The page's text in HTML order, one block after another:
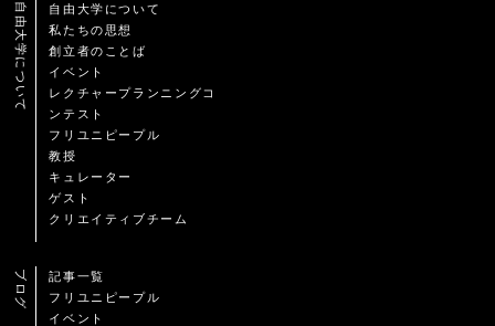
自由大学について
自由大学について
私たちの思想
創立者のことば
イベント
レクチャープランニングコ
ンテスト
フリユニピープル
教授
キュレーター
ゲスト
クリエイティブチーム
ブログ
記事一覧
フリユニピープル
イベント